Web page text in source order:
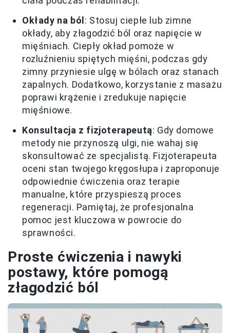
Okłady na ból : Stosuj ciepłe lub zimne
okłady, aby złagodzić ból oraz napięcie w
mięśniach. Ciepły okład pomoże w
rozluźnieniu spiętych mięśni, podczas gdy
zimny przyniesie ulgę w bólach oraz stanach
zapalnych. Dodatkowo, korzystanie z masażu
poprawi krążenie i zredukuje napięcie
mięśniowe.
Konsultacja z fizjoterapeutą: Gdy domowe
metody nie przynoszą ulgi, nie wahaj się
skonsultować ze specjalistą. Fizjoterapeuta
oceni stan twojego kręgosłupa i zaproponuje
odpowiednie ćwiczenia oraz terapie
manualne, które przyspieszą proces
regeneracji. Pamiętaj, że profesjonalna
pomoc jest kluczowa w powrocie do
sprawności.
Proste ćwiczenia i nawyki
postawy, które pomogą
złagodzić ból